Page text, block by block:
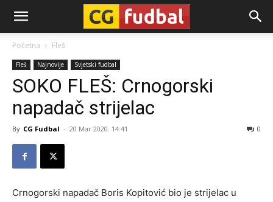
CG-
Fudbal
Početna Fleš
Fleš Najnovije Svjetski fudbal
SOKO FLEŠ: Crnogorski
napadač strijelac
By CG Fudbal - 20 Mar 2020. 14:41 0
Crnogorski napadač Boris Kopitović bio je strijelac u